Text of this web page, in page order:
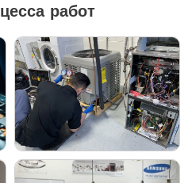
модели и есть планы на
устройства дольше
оригинальных
времени заменить
лучше
использованием
брендовой детали.
использованы исключительно
работ